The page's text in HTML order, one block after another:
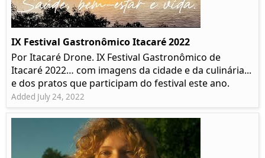
IX Festival Gastronômico Itacaré 2022
Por Itacaré Drone. IX Festival Gastronômico de
Itacaré 2022… com imagens da cidade e da culinária...
e dos pratos que participam do festival este ano.
Added July 24, 2022